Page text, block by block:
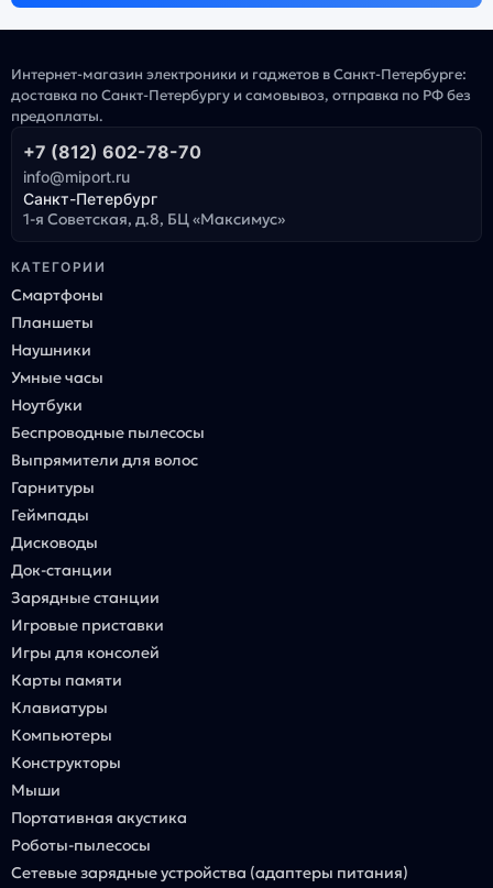
Интернет-магазин электроники и гаджетов в Санкт-Петербурге:
доставка по Санкт-Петербургу и самовывоз, отправка по РФ без
предоплаты.
+7 (812) 602-78-70
info@miport.ru
Санкт-Петербург
1-я Советская, д.8, БЦ «Максимус»
КАТЕГОРИИ
Смартфоны
Планшеты
Наушники
Умные часы
Ноутбуки
Беспроводные пылесосы
Выпрямители для волос
Гарнитуры
Геймпады
Дисководы
Док-станции
Зарядные станции
Игровые приставки
Игры для консолей
Карты памяти
Клавиатуры
Компьютеры
Конструкторы
Мыши
Портативная акустика
Роботы-пылесосы
Сетевые зарядные устройства (адаптеры питания)